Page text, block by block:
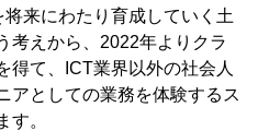
来にわたり育成していく土
考えから、2022年よりクラ
得て、ICT業界以外の社会人
アとしての業務を体験するス
す。